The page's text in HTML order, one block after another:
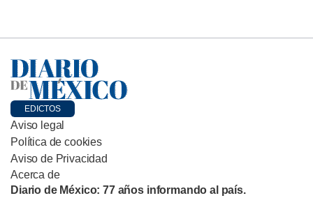
EDICTOS
Aviso legal
Política de cookies
Aviso de Privacidad
Acerca de
Diario de México: 77 años informando al país.